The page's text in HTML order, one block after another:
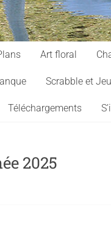
Art floral
Scrabble et
Téléchargements
2025